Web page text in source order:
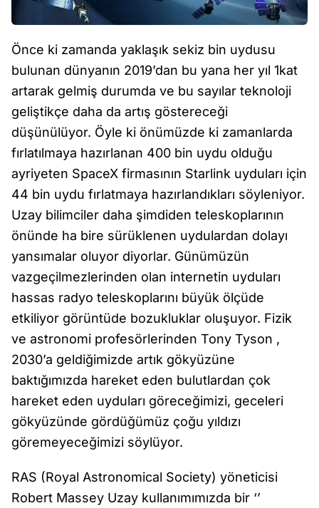
Önce ki zamanda yaklaşık sekiz bin uydusu
bulunan dünyanın 2019’dan bu yana her yıl 1kat
artarak gelmiş durumda ve bu sayılar teknoloji
geliştikçe daha da artış göstereceği
düşünülüyor. Öyle ki önümüzde ki zamanlarda
fırlatılmaya hazırlanan 400 bin uydu olduğu
ayriyeten SpaceX firmasının Starlink uyduları için
44 bin uydu fırlatmaya hazırlandıkları söyleniyor.
Uzay bilimciler daha şimdiden teleskoplarının
önünde ha bire sürüklenen uydulardan dolayı
yansımalar oluyor diyorlar. Günümüzün
vazgeçilmezlerinden olan internetin uyduları
hassas radyo teleskoplarını büyük ölçüde
etkiliyor görüntüde bozukluklar oluşuyor. Fizik
ve astronomi profesörlerinden Tony Tyson ,
2030’a geldiğimizde artık gökyüzüne
baktığımızda hareket eden bulutlardan çok
hareket eden uyduları göreceğimizi, geceleri
gökyüzünde gördüğümüz çoğu yıldızı
göremeyeceğimizi söylüyor.
RAS (Royal Astronomical Society) yöneticisi
Robert Massey Uzay kullanımımızda bir ‘’